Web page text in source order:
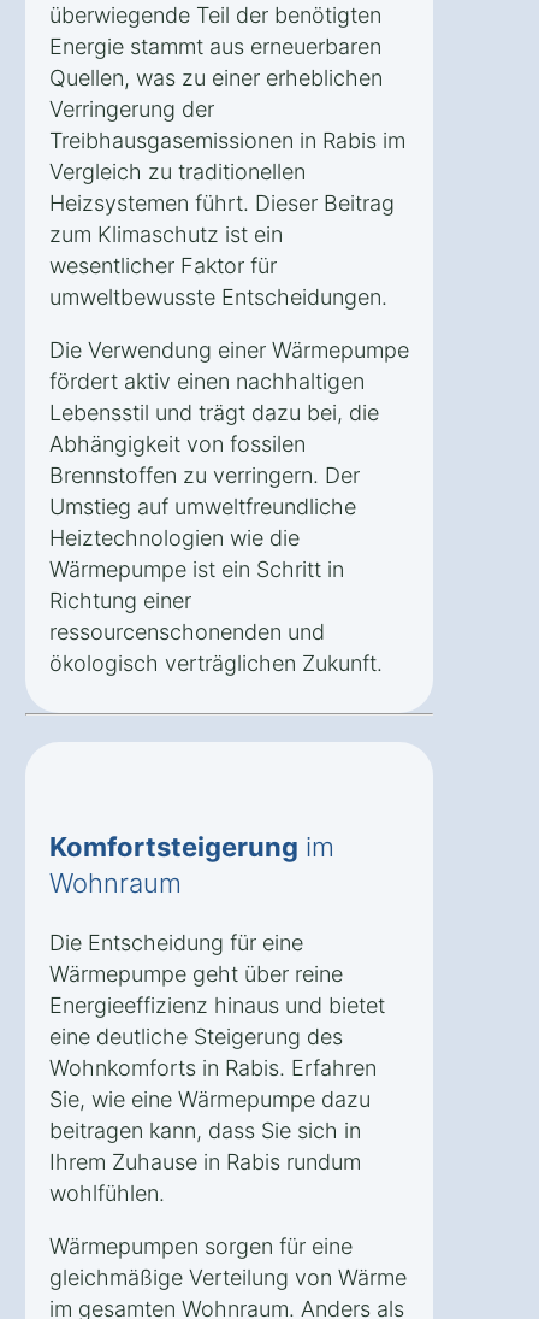
überwiegende Teil der benötigten
Energie stammt aus erneuerbaren
Quellen, was zu einer erheblichen
Verringerung der
Treibhausgasemissionen in Rabis im
Vergleich zu traditionellen
Heizsystemen führt. Dieser Beitrag
zum Klimaschutz ist ein
wesentlicher Faktor für
umweltbewusste Entscheidungen.
Die Verwendung einer Wärmepumpe
fördert aktiv einen nachhaltigen
Lebensstil und trägt dazu bei, die
Abhängigkeit von fossilen
Brennstoffen zu verringern. Der
Umstieg auf umweltfreundliche
Heiztechnologien wie die
Wärmepumpe ist ein Schritt in
Richtung einer
ressourcenschonenden und
ökologisch verträglichen Zukunft.
Komfortsteigerung im
Wohnraum
Die Entscheidung für eine
Wärmepumpe geht über reine
Energieeffizienz hinaus und bietet
eine deutliche Steigerung des
Wohnkomforts in Rabis. Erfahren
Sie, wie eine Wärmepumpe dazu
beitragen kann, dass Sie sich in
Ihrem Zuhause in Rabis rundum
wohlfühlen.
Wärmepumpen sorgen für eine
gleichmäßige Verteilung von Wärme
im gesamten Wohnraum. Anders als